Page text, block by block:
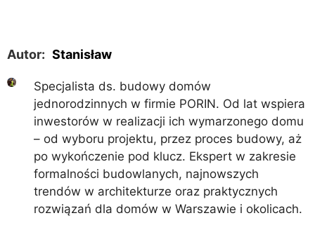
Autor: Stanisław
Specjalista ds. budowy domów
jednorodzinnych w firmie PORIN. Od lat wspiera
inwestorów w realizacji ich wymarzonego domu
– od wyboru projektu, przez proces budowy, aż
po wykończenie pod klucz. Ekspert w zakresie
formalności budowlanych, najnowszych
trendów w architekturze oraz praktycznych
rozwiązań dla domów w Warszawie i okolicach.